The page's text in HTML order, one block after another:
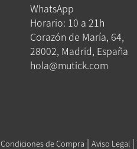
WhatsApp
Horario: 10 a 21h
Corazón de María, 64,
28002, Madrid, España
hola@mutick.com
Condiciones de Compra | Aviso Legal |